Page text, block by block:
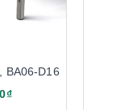
BA06-D16